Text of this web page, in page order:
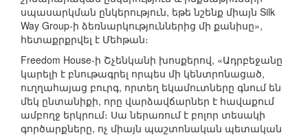
սպասարկման ընկերություն, եթե նշենք միայն Silk
Way Group-ի ձեռնարկություններից մի քանիսը»,
հետաքրքրվել է Մեհթան։
Freedom House-ի Շչենկանի խոսքերով, «Ադրբեջանը
կարելի է բնութագրել որպես մի կենտրոնացած,
ուղղահայաց բուրգ, որտեղ եկամուտները գնում են
մեկ ընտանիքի, որը վարձավճարներ է հավաքում
ամբողջ երկրում։ Սա ներառում է բոլոր տեսակի
գործարքները, ոչ միայն պաշտոնական պետական